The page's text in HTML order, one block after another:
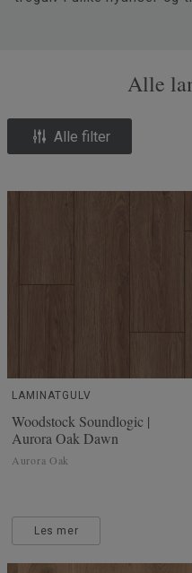
Alle
Alle filter
LAMINATGULV
Woodstock Soundlogic |
Aurora Oak Dawn
Aurora Oak
Les mer